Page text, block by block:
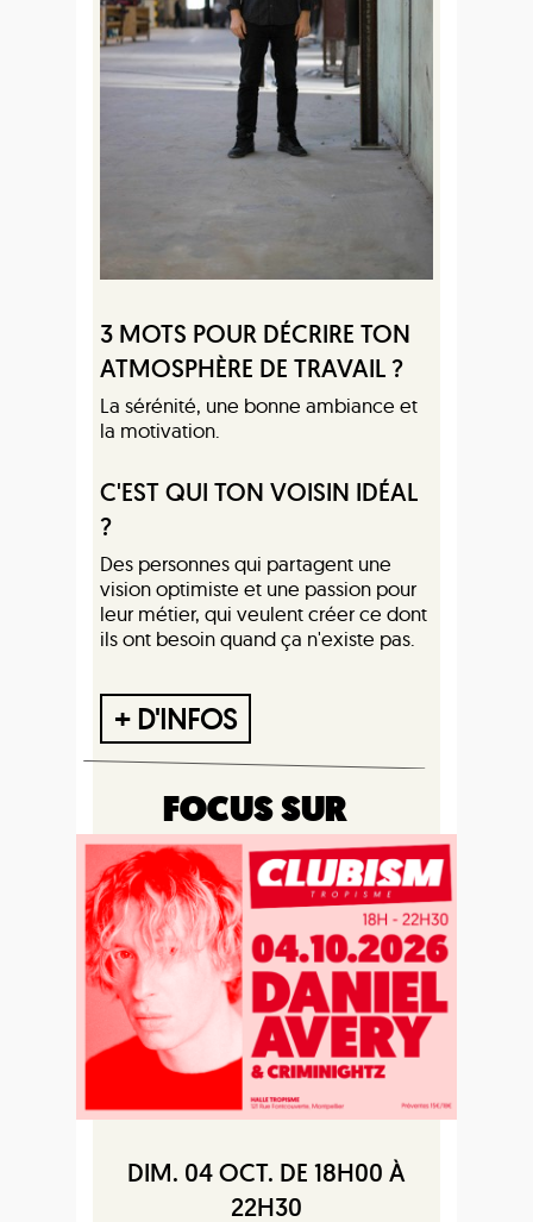
3 MOTS POUR DÉCRIRE TON
ATMOSPHÈRE DE TRAVAIL ?
La sérénité, une bonne ambiance et
la motivation.
C'EST QUI TON VOISIN IDÉAL
?
Des personnes qui partagent une
vision optimiste et une passion pour
leur métier, qui veulent créer ce dont
ils ont besoin quand ça n'existe pas.
+ D'INFOS
FOCUS SUR
DIM. 04 OCT. DE 18H00 À
22H30